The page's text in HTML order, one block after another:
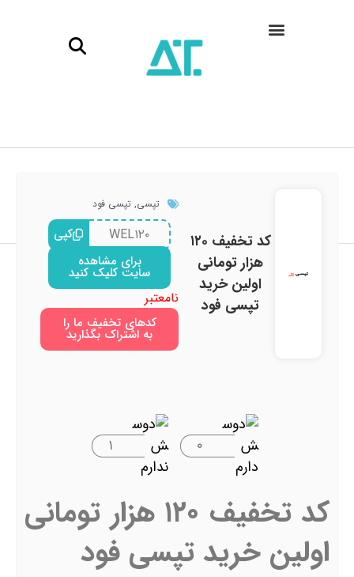
کد تخفیف ۱۲۰
هزار تومانی
اولین خرید
تپسی فود
تپسی, تپسی فود
WEL۱۲۰
کپی
برای مشاهده
سایت کلیک کنید
نامعتبر
کدهای تخفیف ما را
به اشتراک بگذارید
۰ ۱
کد تخفیف ۱۲۰ هزار تومانی
اولین خرید تپسی فود